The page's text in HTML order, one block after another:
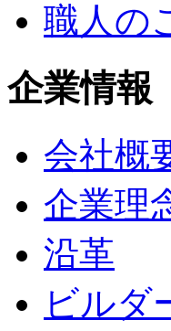
職人の
企業情報
会社概
企業理
沿革
ビルダ